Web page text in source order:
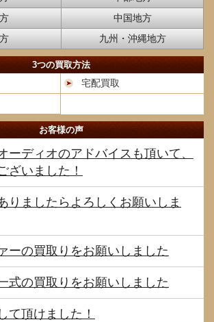
中国地方
九州・沖縄地方
3つの買取方法
宅配買取
お客様の声
ーディオのアドバイスも頂いて、
ざいました！
りましたらよろしくお願いしま
ーの買取りをお願いしました
式の買取りをお願いしました
て頂けました！